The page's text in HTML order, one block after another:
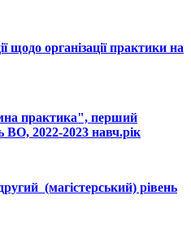
щодо організації практики на
практика", перший
ВО, 2022-2023 навч.рік
(магістерський) рівень